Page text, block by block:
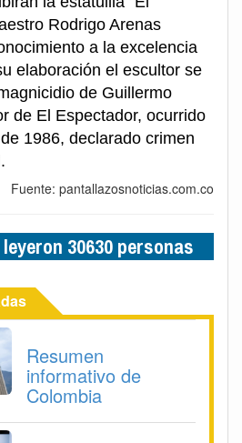
Rodrigo Arenas
a la excelencia
elaboración el escultor se
de Guillermo
de El Espectador, ocurrido
1986, declarado crimen
Fuente: pantallazosnoticias.com.co
30630 personas
Resumen
informativo de
Colombia